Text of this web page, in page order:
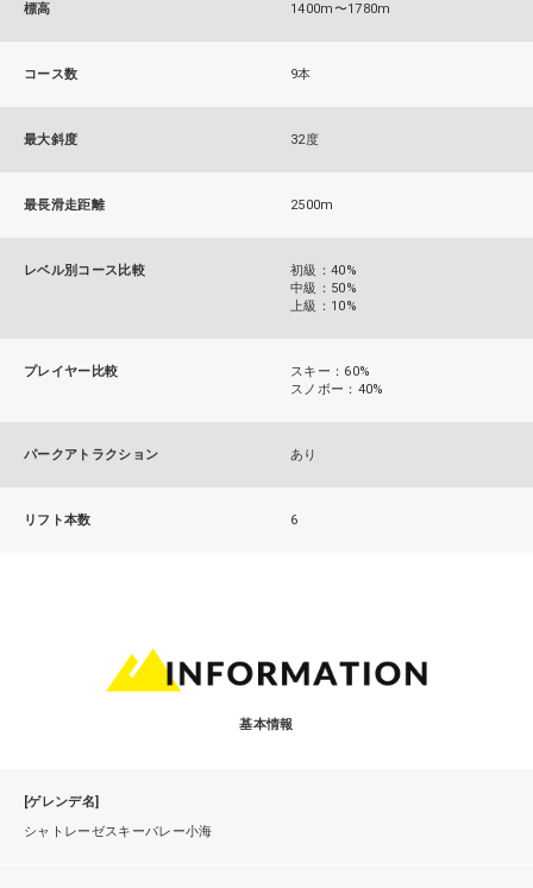
標高 1400m〜1780m
コース数 9本
最大斜度 32度
最長滑走距離 2500m
レベル別コース比較
初級：40%
中級：50%
上級：10%
プレイヤー比較
スキー：60%
スノボー：40%
パークアトラクション あり
リフト本数 6
基本情報
[ゲレンデ名]
シャトレーゼスキーバレー小海